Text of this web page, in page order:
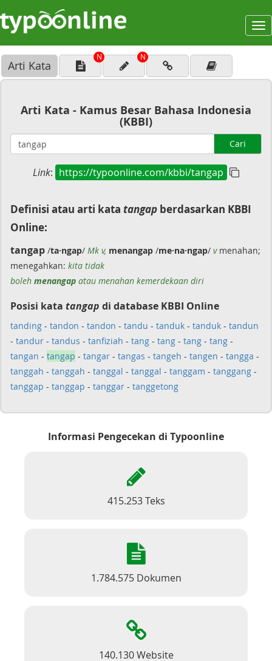
Arti Kata
N N
Arti Kata - Kamus Besar Bahasa Indonesia
(KBBI)
Cari
Link: https://typoonline.com/kbbi/tangap
Definisi atau arti kata tangap berdasarkan KBBI
Online:
tangap /ta·ngap/ Mk v, menangap /me·na·ngap/ vmenahan;
menegahkan: kita tidak
boleh menangap atau menahan kemerdekaan diri
Posisi kata tangap di database KBBI Online
tanding - tandon - tandon - tandu - tanduk - tanduk - tandun
- tandur - tandus - tanfiziah - tang - tang - tang - tang -
tangan - tangap - tangar - tangas - tangeh - tangen - tangga -
tanggah - tanggah - tanggal - tanggal - tanggam - tanggang -
tanggap - tanggap - tanggar - tanggetong
Informasi Pengecekan di Typoonline
415.253 Teks
1.784.575 Dokumen
140.130 Website